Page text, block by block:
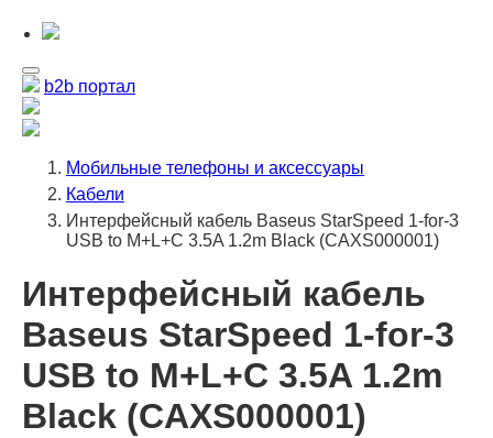
b2b портал
Мобильные телефоны и аксессуары
Кабели
Интерфейсный кабель Baseus StarSpeed 1-for-3
USB to M+L+C 3.5A 1.2m Black (CAXS000001)
Интерфейсный кабель
Baseus StarSpeed 1-for-3
USB to M+L+C 3.5A 1.2m
Black (CAXS000001)